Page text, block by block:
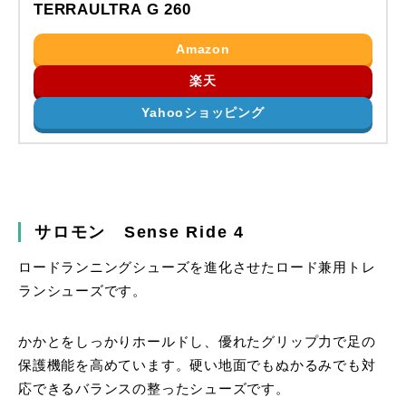
TERRAULTRA G 260
Amazon
楽天
Yahooショッピング
サロモン Sense Ride 4
ロードランニングシューズを進化させたロード兼用トレ
ランシューズです。
かかとをしっかりホールドし、優れたグリップ力で足の
保護機能を高めています。硬い地面でもぬかるみでも対
応できるバランスの整ったシューズです。